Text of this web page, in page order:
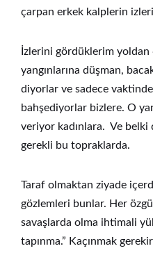
çarpan erkek kalplerin
İzlerini gördüklerim yoldan
yangınlarına düşman,
diyorlar ve sadece
bahşediyorlar bizlere. O
veriyor kadınlara. Ve belki
gerekli bu topraklarda.
Taraf olmaktan ziyade
gözlemleri bunlar. Her
savaşlarda olma ihtimali
tapınma.” Kaçınmak